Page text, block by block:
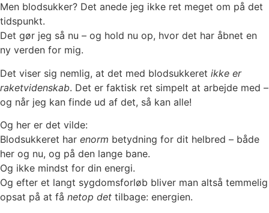
Men blodsukker? Det anede jeg ikke ret meget om på det
tidspunkt.
Det gør jeg så nu – og hold nu op, hvor det har åbnet en
ny verden for mig.
Det viser sig nemlig, at det med blodsukkeret ikke er
raketvidenskab. Det er faktisk ret simpelt at arbejde med –
og når jeg kan finde ud af det, så kan alle!
Og her er det vilde:
Blodsukkeret har enorm betydning for dit helbred – både
her og nu, og på den lange bane.
Og ikke mindst for din energi.
Og efter et langt sygdomsforløb bliver man altså temmelig
opsat på at få netop det tilbage: energien.